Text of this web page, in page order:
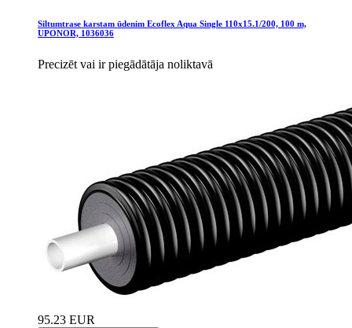
Siltumtrase karstam ūdenim Ecoflex Aqua Single 110x15.1/200, 100 m,
UPONOR, 1036036
Precizēt vai ir piegādātāja noliktavā
95.23 EUR